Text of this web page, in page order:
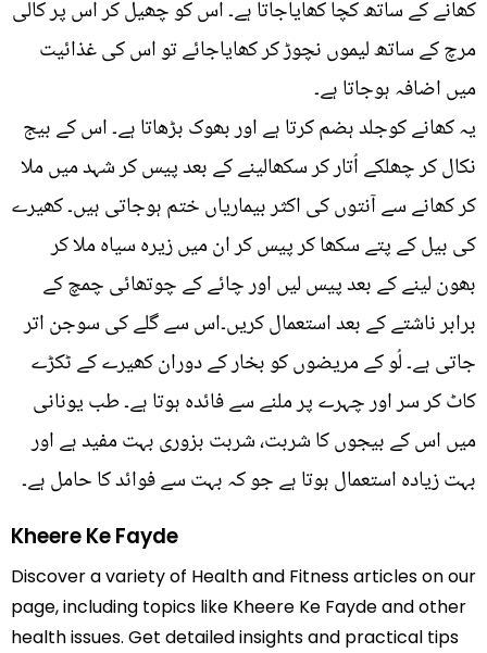
کھانے کے ساتھ کچا کھایاجاتا ہے۔ اس کو چھیل کر اس پر کالی
مرچ کے ساتھ لیموں نچوڑ کر کھایاجائے تو اس کی غذائیت
میں اضافہ ہوجاتا ہے۔
یہ کھانے کوجلد ہضم کرتا ہے اور بھوک بڑھاتا ہے۔ اس کے بیج
نکال کر چھلکے اُتار کر سکھالینے کے بعد پیس کر شہد میں ملا
کر کھانے سے آنتوں کی اکثر بیماریاں ختم ہوجاتی ہیں۔ کھیرے
کی بیل کے پتے سکھا کر پیس کر ان میں زیرہ سیاہ ملا کر
بھون لینے کے بعد پیس لیں اور چائے کے چوتھائی چمچ کے
برابر ناشتے کے بعد استعمال کریں۔اس سے گلے کی سوجن اتر
جاتی ہے۔ لُو کے مریضوں کو بخار کے دوران کھیرے کے ٹکڑے
کاٹ کر سر اور چہرے پر ملنے سے فائدہ ہوتا ہے۔ طب یونانی
میں اس کے بیجوں کا شربت، شربت بزوری بہت مفید ہے اور
بہت زیادہ استعمال ہوتا ہے جو کہ بہت سے فوائد کا حامل ہے۔
Kheere Ke Fayde
Discover a variety of Health and Fitness articles on our
page, including topics like Kheere Ke Fayde and other
health issues. Get detailed insights and practical tips